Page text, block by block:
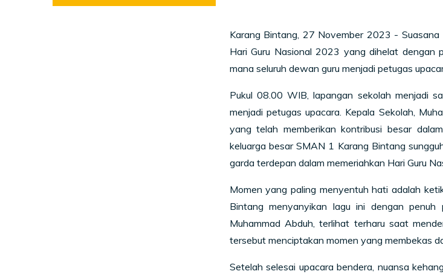
Karang Bintang, 27 November 2023 -
Hari Guru Nasional 2023 yang dihelat dengan
mana seluruh dewan guru menjadi petugas
Pukul 08.00 WIB, lapangan sekolah menjadi
menjadi petugas upacara. Kepala Sekolah,
yang telah memberikan kontribusi besar
keluarga besar SMAN 1 Karang Bintang
garda terdepan dalam memeriahkan Hari Guru
Momen yang paling menyentuh hati adalah
Bintang menyanyikan lagu ini dengan penuh
Muhammad Abduh, terlihat terharu saat
tersebut menciptakan momen yang membekas
Setelah selesai upacara bendera, nuansa